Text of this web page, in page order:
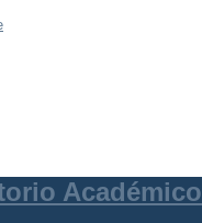
Académico